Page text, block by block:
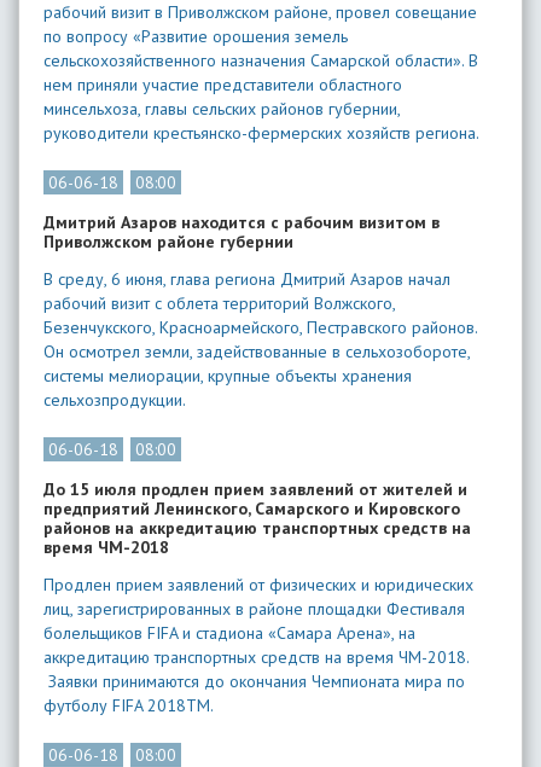
рабочий визит в Приволжском районе, провел совещание
по вопросу «Развитие орошения земель
сельскохозяйственного назначения Самарской области». В
нем приняли участие представители областного
минсельхоза, главы сельских районов губернии,
руководители крестьянско-фермерских хозяйств региона.
06-06-18
08:00
Дмитрий Азаров находится с рабочим визитом в
Приволжском районе губернии
В среду, 6 июня, глава региона Дмитрий Азаров начал
рабочий визит с облета территорий Волжского,
Безенчукского, Красноармейского, Пестравского районов.
Он осмотрел земли, задействованные в сельхозобороте,
системы мелиорации, крупные объекты хранения
сельхозпродукции.
06-06-18
08:00
До 15 июля продлен прием заявлений от жителей и
предприятий Ленинского, Самарского и Кировского
районов на аккредитацию транспортных средств на
время ЧМ-2018
Продлен прием заявлений от физических и юридических
лиц, зарегистрированных в районе площадки Фестиваля
болельщиков FIFA и стадиона «Самара Арена», на
аккредитацию транспортных средств на время ЧМ-2018.
Заявки принимаются до окончания Чемпионата мира по
футболу FIFA 2018ТМ.
06-06-18
08:00